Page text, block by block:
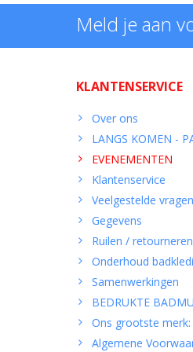
Meld je aan
KLANTENSERVICE
Over ons
LANGS KOMEN -
EVENEMENTEN
Klantenservice
Veelgestelde vragen
Gegevens
Ruilen / retourneren
Onderhoud
Samenwerkingen
BEDRUKTE
Ons grootste merk:
Algemene